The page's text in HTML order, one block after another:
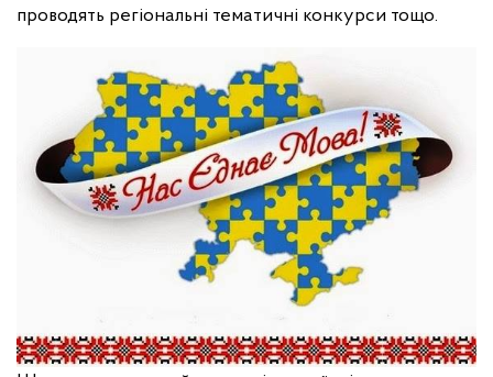
проводять регіональні тематичні конкурси тощо.